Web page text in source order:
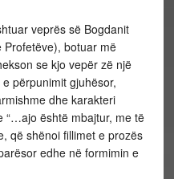
veprës së Bogdanit
Profetëve), botuar më
se kjo vepër zë një
përpunimit gjuhësor,
dhe karakteri
“…ajo është mbajtur, me të
që shënoi fillimet e prozës
edhe në formimin e